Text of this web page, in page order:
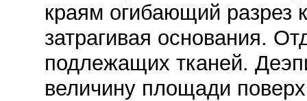
краям огибающий разрез
затрагивая основания.
подлежащих тканей.
величину площади